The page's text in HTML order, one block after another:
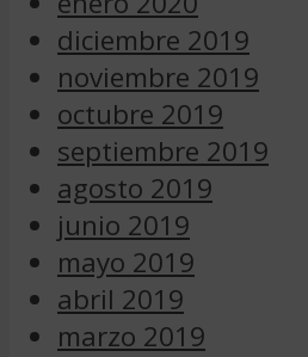
diciembre 2019
noviembre 2019
octubre 2019
septiembre 2019
agosto 2019
junio 2019
mayo 2019
abril 2019
marzo 2019